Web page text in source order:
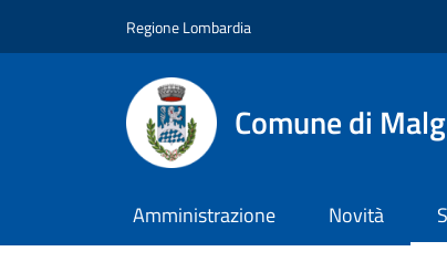
Regione Lombardia
Comune di
Amministrazione Novità